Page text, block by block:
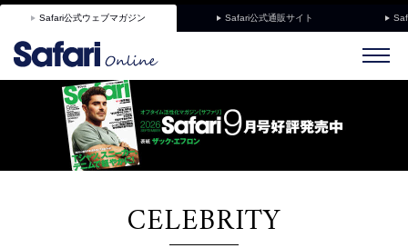
Safari公式ウェブマガジン Safari公式通販サイト
CELEBRITY